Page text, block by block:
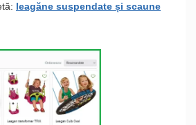
leagăne suspendate și scaune